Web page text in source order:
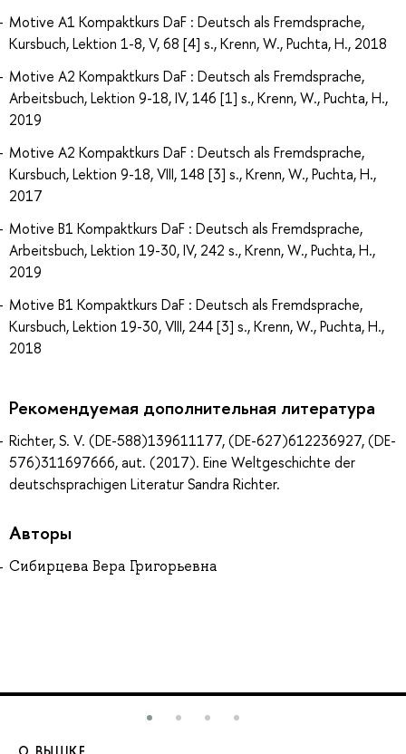
Motive A1 Kompaktkurs DaF : Deutsch als Fremdsprache,
Kursbuch, Lektion 1-8, V, 68 [4] s., Krenn, W., Puchta, H., 2018
Motive A2 Kompaktkurs DaF : Deutsch als Fremdsprache,
Arbeitsbuch, Lektion 9-18, IV, 146 [1] s., Krenn, W., Puchta, H.,
2019
Motive A2 Kompaktkurs DaF : Deutsch als Fremdsprache,
Kursbuch, Lektion 9-18, VIII, 148 [3] s., Krenn, W., Puchta, H.,
2017
Motive B1 Kompaktkurs DaF : Deutsch als Fremdsprache,
Arbeitsbuch, Lektion 19-30, IV, 242 s., Krenn, W., Puchta, H.,
2019
Motive B1 Kompaktkurs DaF : Deutsch als Fremdsprache,
Kursbuch, Lektion 19-30, VIII, 244 [3] s., Krenn, W., Puchta, H.,
2018
Рекомендуемая дополнительная литература
Richter, S. V. (DE-588)139611177, (DE-627)612236927, (DE-
576)311697666, aut. (2017). Eine Weltgeschichte der
deutschsprachigen Literatur Sandra Richter.
Авторы
Сибирцева Вера Григорьевна